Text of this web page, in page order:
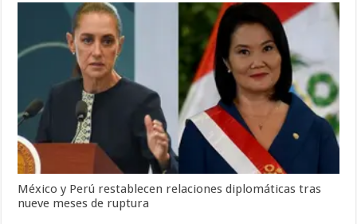
México y Perú restablecen relaciones diplomáticas tras
nueve meses de ruptura